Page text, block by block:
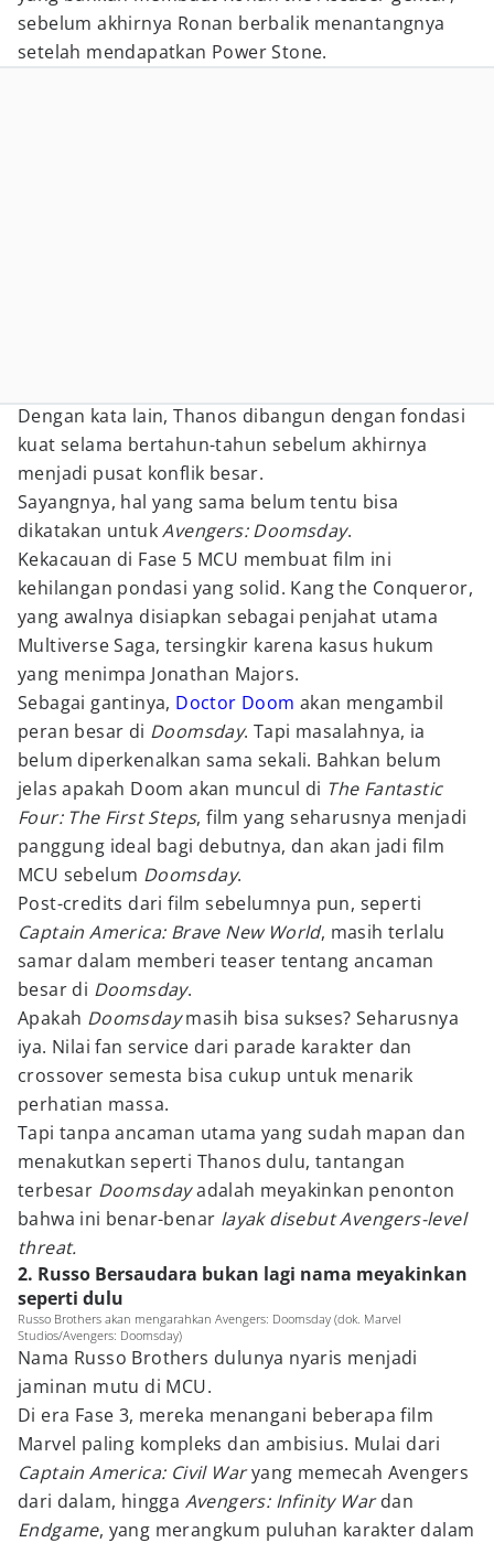
sebelum akhirnya Ronan berbalik menantangnya
setelah mendapatkan Power Stone.
Dengan kata lain, Thanos dibangun dengan fondasi
kuat selama bertahun-tahun sebelum akhirnya
menjadi pusat konflik besar.
Sayangnya, hal yang sama belum tentu bisa
dikatakan untukAvengers: Doomsday.
Kekacauan di Fase 5 MCU membuat film ini
kehilangan pondasi yang solid. Kang the Conqueror,
yang awalnya disiapkan sebagai penjahat utama
Multiverse Saga, tersingkir karena kasus hukum
yang menimpa Jonathan Majors.
Sebagai gantinya, Doctor Doom akan mengambil
peran besar di Doomsday. Tapi masalahnya, ia
belum diperkenalkan sama sekali. Bahkan belum
jelas apakah Doom akan muncul di The Fantastic
Four: The First Steps, film yang seharusnya menjadi
panggung ideal bagi debutnya, dan akan jadi film
MCU sebelum Doomsday.
Post-credits dari film sebelumnya pun, seperti
Captain America: Brave New World, masih terlalu
samar dalam memberi teaser tentang ancaman
besar di Doomsday.
Apakah Doomsdaymasih bisa sukses? Seharusnya
iya. Nilai fan service dari parade karakter dan
crossover semesta bisa cukup untuk menarik
perhatian massa.
Tapi tanpa ancaman utama yang sudah mapan dan
menakutkan seperti Thanos dulu, tantangan
terbesar Doomsdayadalah meyakinkan penonton
bahwa ini benar-benar layak disebut Avengers-level
threat.
2. Russo Bersaudara bukan lagi nama meyakinkan
seperti dulu
Russo Brothers akan mengarahkan Avengers: Doomsday (dok. Marvel
Studios/Avengers: Doomsday)
Nama Russo Brothers dulunya nyaris menjadi
jaminan mutu di MCU.
Di era Fase 3, mereka menangani beberapa film
Marvel paling kompleks dan ambisius. Mulai dari
Captain America: Civil Waryang memecah Avengers
dari dalam, hingga Avengers: Infinity Wardan
Endgame, yang merangkum puluhan karakter dalam